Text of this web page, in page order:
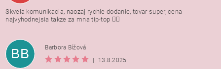
Skvela komunikacia, naozaj rychle dodanie, tovar super, cena
najvyhodnejsia takze za mna tip-top 👍🏻
BB
Barbora Bížová
13.8.2025